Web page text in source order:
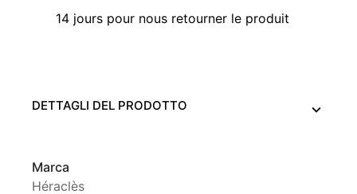
14 jours pour nous retourner le produit
DETTAGLI DEL PRODOTTO
Marca
Héraclès